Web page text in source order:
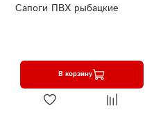
Сапоги ПВХ рыбацкие
В корзину